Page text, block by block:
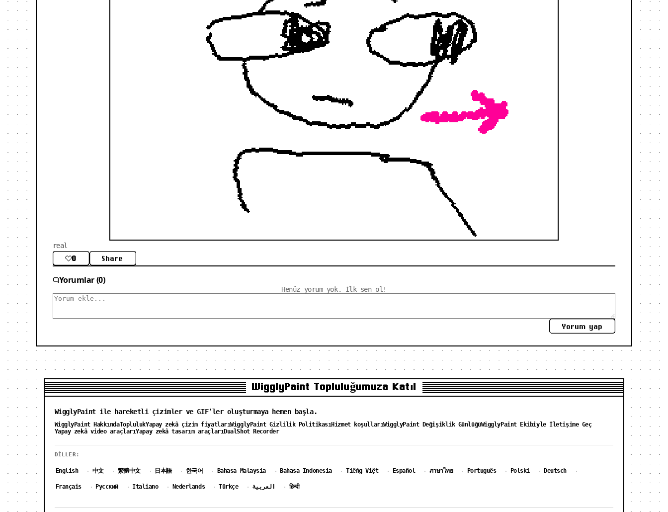
real
0 Share
Yorumlar (0)
Henüz yorum yok. İlk sen ol!
Yorum yap
WigglyPaint Topluluğumuza Katıl
WigglyPaint ile hareketli çizimler ve GIF’ler oluşturmaya hemen başla.
WigglyPaint HakkındaToplulukYapay zekâ çizim fiyatlarıWigglyPaint Gizlilik PolitikasıHizmet koşullarıWigglyPaint Değişiklik GünlüğüWigglyPaint Ekibiyle İletişime Geç
Yapay zekâ video araçlarıYapay zekâ tasarım araçlarıDualShot Recorder
DILLER:
English · 中文 · 繁體中文 · 日本語 · 한국어 · Bahasa Malaysia · Bahasa Indonesia · Tiếng Việt · Español · ภาษาไทย · Português · Polski · Deutsch ·
Français · Русский · Italiano · Nederlands · Türkçe · العربية · हिन्दी